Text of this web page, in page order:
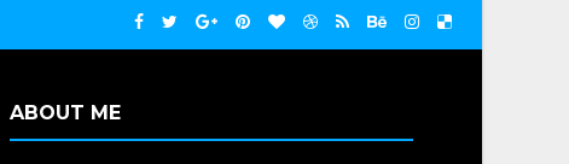
ABOUT ME